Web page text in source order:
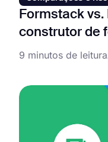
Formstack vs.
construtor de
9 minutos de leitura